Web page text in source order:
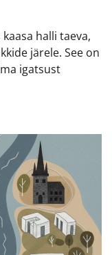
halli taeva,
järele. See on
igatsust